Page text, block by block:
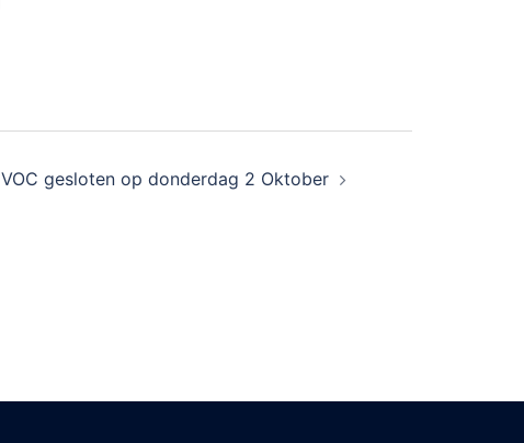
VOC gesloten op donderdag 2 Oktober